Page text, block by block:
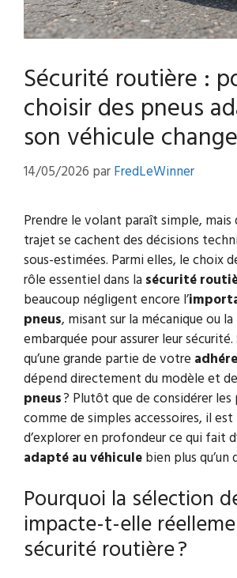
Sécurité routière :
choisir des pneus
son véhicule
14/05/2026 parFredLeWinner
Prendre le volant paraît simple, mais
trajet se cachent des décisions
sous-estimées. Parmi elles, le choix
rôle essentiel dans la sécurité
beaucoup négligent encore l’
pneus, misant sur la mécanique ou
embarquée pour assurer leur
qu’une grande partie de votre
dépend directement du modèle et de
pneus? Plutôt que de considérer les
comme de simples accessoires, il
d’explorer en profondeur ce qui fait
adapté au véhiculebien plus
Pourquoi la sélection
impacte-t-elle
sécurité routière ?